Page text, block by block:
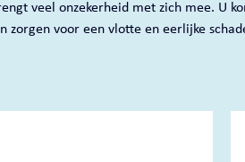
veel onzekerheid met zich mee. U
zorgen voor een vlotte en eerlijke